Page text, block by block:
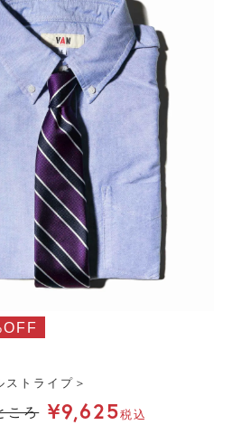
ストライプ＞
ころ ¥9,625税込